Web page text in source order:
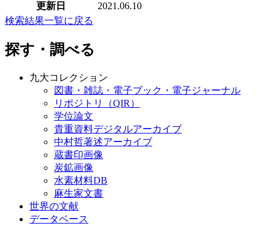
更新日
2021.06.10
検索結果一覧に戻る
探す・調べる
九大コレクション
図書・雑誌・電子ブック・電子ジャーナル
リポジトリ（QIR）
学位論文
貴重資料デジタルアーカイブ
中村哲著述アーカイブ
蔵書印画像
炭鉱画像
水素材料DB
麻生家文書
世界の文献
データベース